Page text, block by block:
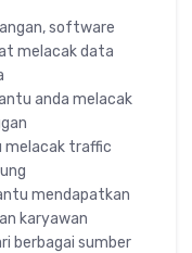
software
melacak data
anda melacak
melacak traffic
mendapatkan
karyawan
berbagai sumber